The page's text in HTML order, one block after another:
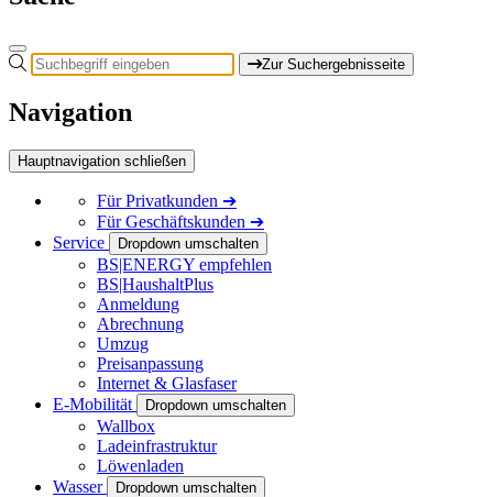
Zur Suchergebnisseite
Navigation
Hauptnavigation schließen
FürPrivatkunden ➔
FürGeschäftskunden ➔
Service
Dropdown umschalten
BS|ENERGY empfehlen
BS|HaushaltPlus
Anmeldung
Abrechnung
Umzug
Preisanpassung
Internet & Glasfaser
E-Mobilität
Dropdown umschalten
Wallbox
Ladeinfrastruktur
Löwenladen
Wasser
Dropdown umschalten